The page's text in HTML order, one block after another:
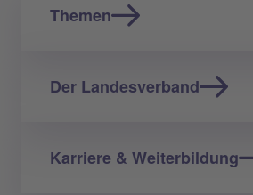
Themen
Der Landesverband
Karriere & Weiterbildung